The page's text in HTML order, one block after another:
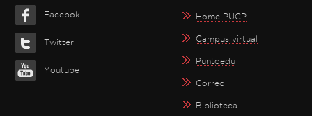
Facebok
Twitter
Youtube
Home PUCP
Campus virtual
Puntoedu
Correo
Biblioteca